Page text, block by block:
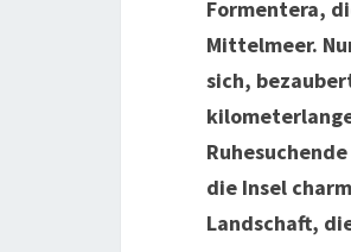
Formentera,
Mittelmeer.
sich,
die Insel
Landschaft,